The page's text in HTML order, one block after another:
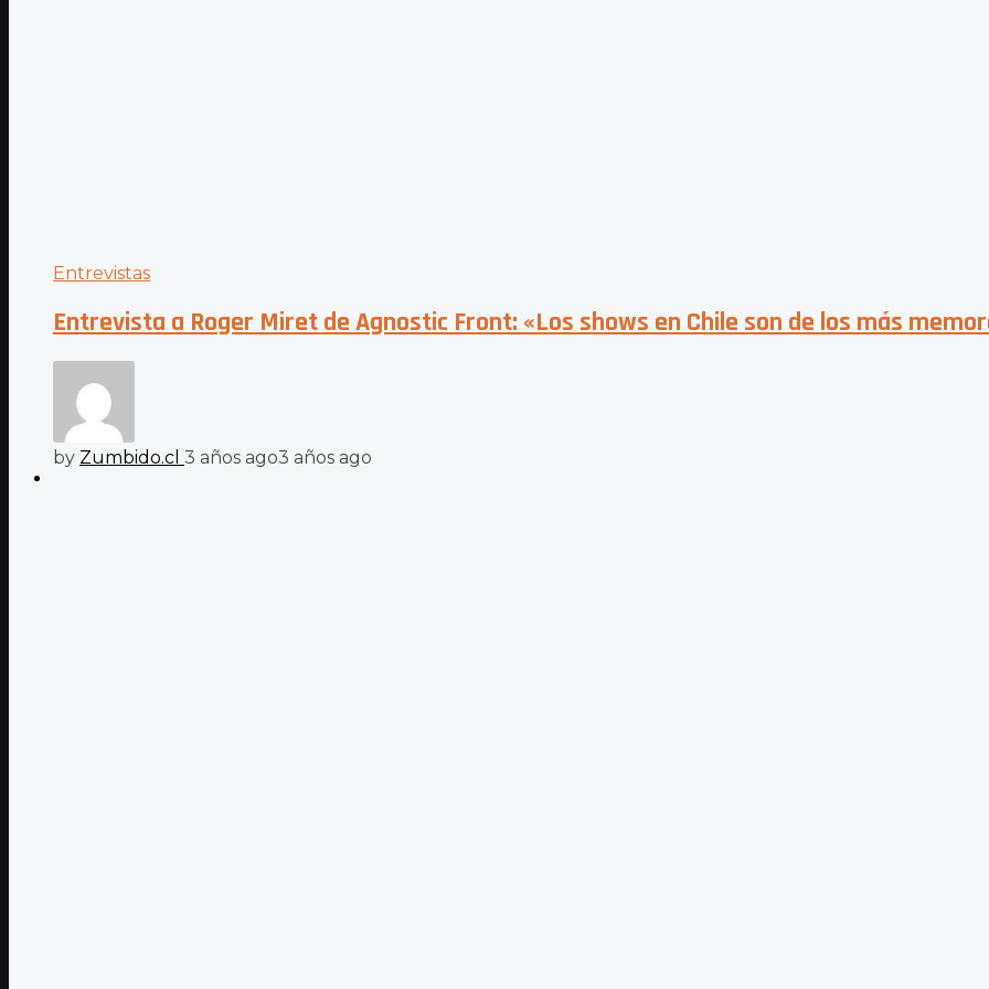
Entrevistas
Entrevista a Roger Miret de Agnostic Front: «Los shows en Chile son de los más
by Zumbido.cl 3 años ago3 años ago